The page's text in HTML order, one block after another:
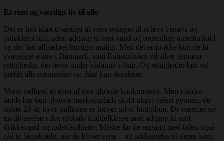
Et rent og værdigt liv til alle
Det er helt klart uværdigt at være tvunget til at leve i snavs og
indeklemt luft, uden adgang til rent vand og ordentlige toiletforhold
og det bør afhjælpes hurtigst muligt. Men det er jo ikke kun de få
svagelige ældre i Danmark, som Enhedslisten vil sikre gennem
rettigheder, der lever under sådanne vilkår. Og rettigheder bør vel
gælde alle mennesker og ikke kun danskere.
Vores velfærd er truet af den globale konkurrence. Men i andre
lande har den globale markedsplads skabt uhørt vækst gennem de
sidste 20 år, hvor millioner er hævet ud af fattigdom. De nærmer sig
en tilværelse i den globale middelklasse med adgang til rent
drikkevand og toiletfaciliteter. Måske får de engang med tiden også
råd til lægehjælp, når de bliver syge – og uddannelse til deres børn.